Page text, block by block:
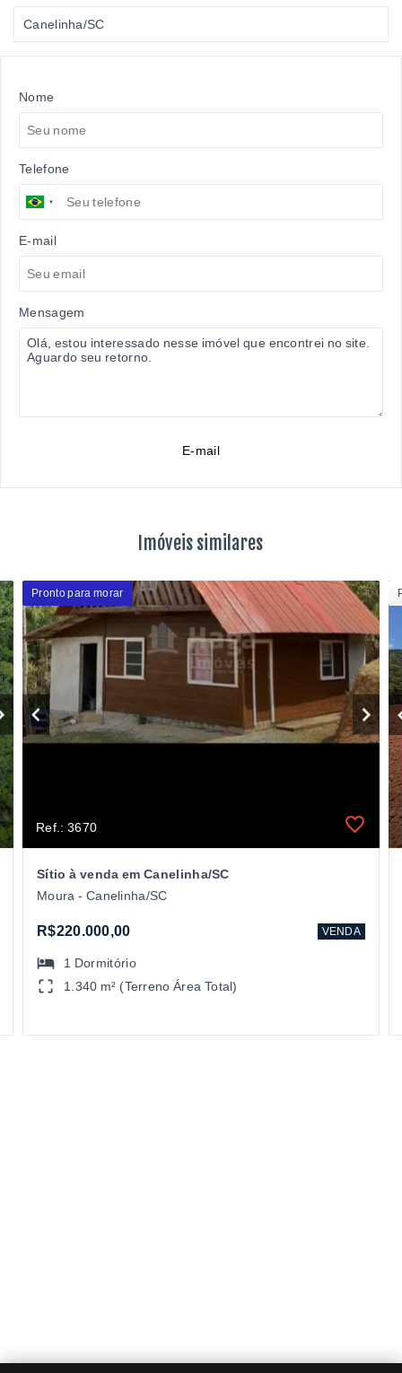
Canelinha/SC
Nome
Telefone
E-mail
Mensagem
E-mail
Imóveis similares
Pronto para morar
Ref.: 3670
Sítio à venda em Canelinha/SC
Moura - Canelinha/SC
R$220.000,00 VENDA
1 Dormitório
1.340 m² (Terreno Área Total)